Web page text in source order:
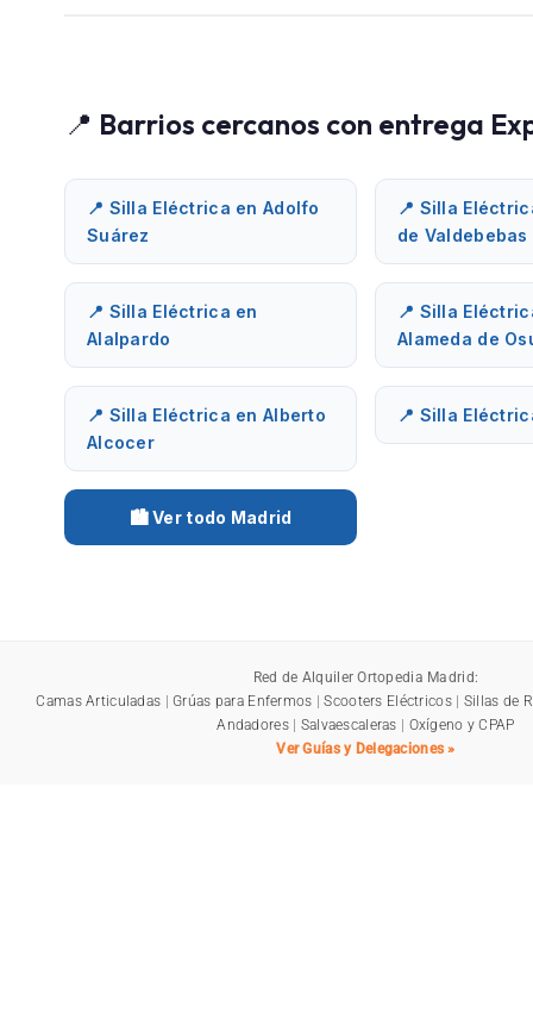
📍 Barrios cercanos con entrega
📍 Silla Eléctrica en Adolfo
Suárez
📍 Silla
de Valdebebas
📍 Silla Eléctrica en
Alalpardo
📍 Silla
Alameda de
📍 Silla Eléctrica en Alberto
Alcocer
📍 Silla
🏙️ Ver todo Madrid
Red de Alquiler Ortopedia Madrid:
Camas Articuladas |Grúas para Enfermos |Scooters Eléctricos| Sillas de
Andadores| Salvaescaleras | Oxígeno y CPAP
Ver Guías y Delegaciones »